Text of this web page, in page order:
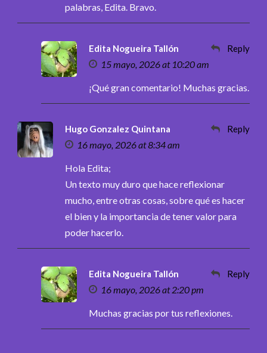
palabras, Edita. Bravo.
Edita Nogueira Tallón
15 mayo, 2026 at 10:20 am
Reply
¡Qué gran comentario! Muchas gracias.
Hugo Gonzalez Quintana
16 mayo, 2026 at 8:34 am
Reply
Hola Edita;
Un texto muy duro que hace reflexionar
mucho, entre otras cosas, sobre qué es hacer
el bien y la importancia de tener valor para
poder hacerlo.
Edita Nogueira Tallón
16 mayo, 2026 at 2:20 pm
Reply
Muchas gracias por tus reflexiones.